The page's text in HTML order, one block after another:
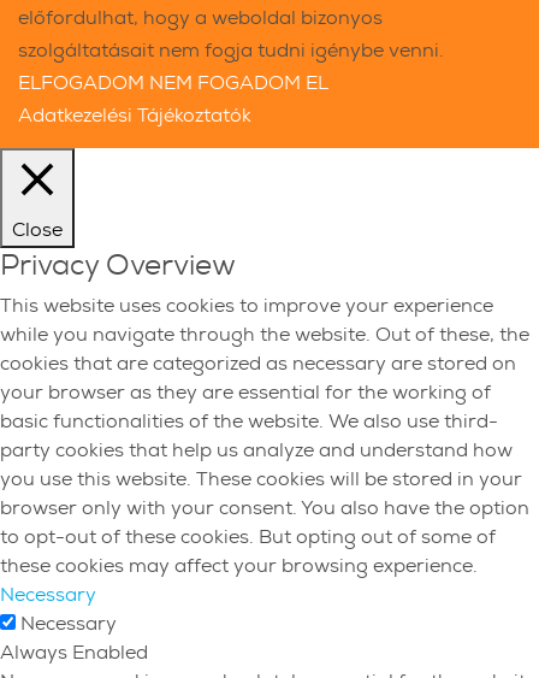
előfordulhat, hogy a weboldal bizonyos
szolgáltatásait nem fogja tudni igénybe venni.
ELFOGADOM NEM FOGADOM EL
Adatkezelési Tájékoztatók
Close
Privacy Overview
This website uses cookies to improve your experience
while you navigate through the website. Out of these, the
cookies that are categorized as necessary are stored on
your browser as they are essential for the working of
basic functionalities of the website. We also use third-
party cookies that help us analyze and understand how
you use this website. These cookies will be stored in your
browser only with your consent. You also have the option
to opt-out of these cookies. But opting out of some of
these cookies may affect your browsing experience.
Necessary
Necessary
Always Enabled